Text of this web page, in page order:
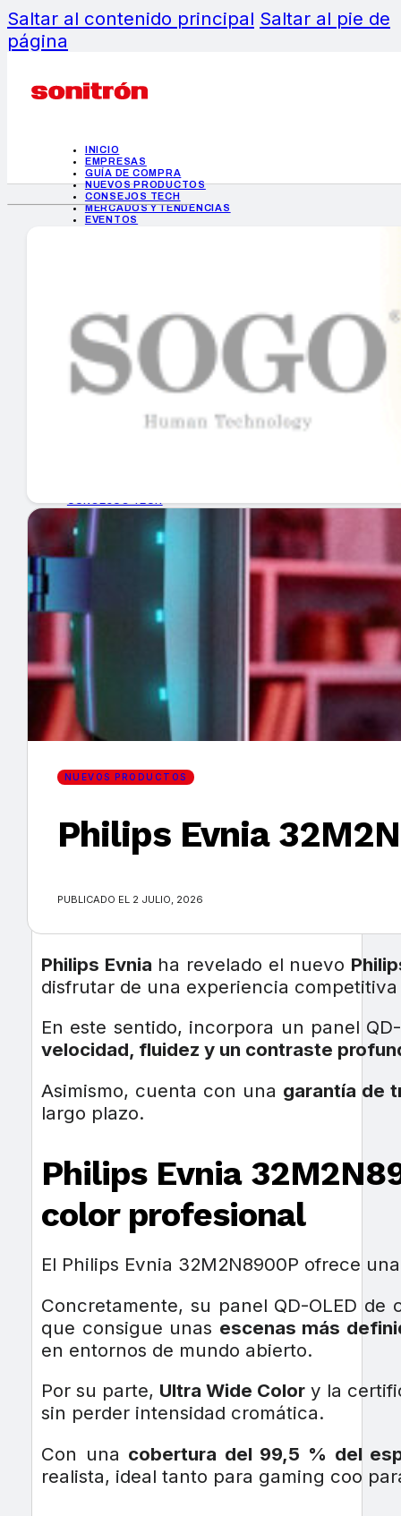
Saltar al contenido principal Saltar al pie de
página
INICIO
EMPRESAS
GUÍA DE COMPRA
NUEVOS PRODUCTOS
CONSEJOS TECH
MERCADOS Y TENDENCIAS
EVENTOS
INICIO
EMPRESAS
GUÍA DE COMPRA
MERCADOS Y TENDENCIAS
HEMEROTECA
Encuentra tu noticia
NUEVOS PRODUCTOS
Philips Evnia
PUBLICADO EL 2 JULIO, 2026
Philips Evnia ha revelado el nuevo
disfrutar de una experiencia
En este sentido, incorpora un panel
velocidad, fluidez y un contraste
Asimismo, cuenta con una garantía de
largo plazo.
Philips Evnia
color profesional
El Philips Evnia 32M2N8900P ofrece
Concretamente, su panel QD-OLED
que consigue unas escenas más
en entornos de mundo abierto.
Por su parte, Ultra Wide Color y la
sin perder intensidad cromática.
Con una cobertura del 99,5 % del
realista, ideal tanto para gaming coo